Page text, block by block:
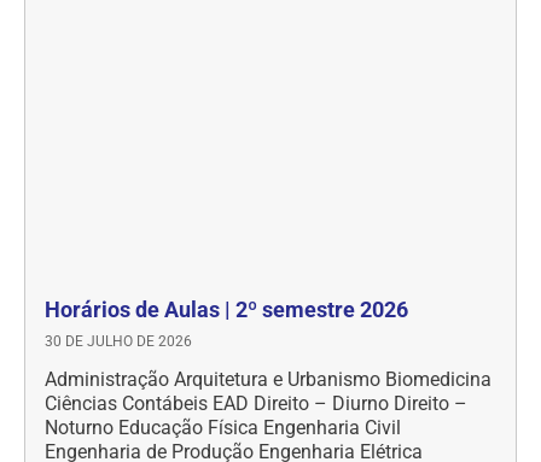
Horários de Aulas | 2º semestre 2026
30 DE JULHO DE 2026
Administração Arquitetura e Urbanismo Biomedicina
Ciências Contábeis EAD Direito – Diurno Direito –
Noturno Educação Física Engenharia Civil
Engenharia de Produção Engenharia Elétrica